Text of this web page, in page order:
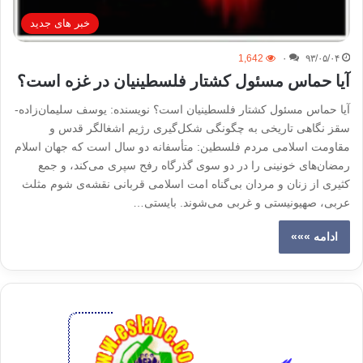
خبر های جدید
۹۳/۰۵/۰۴ ۰ 1,642
آیا حماس مسئول کشتار فلسطینیان در غزه است؟
آیا حماس مسئول کشتار فلسطینیان است؟ نویسنده: یوسف سلیمان‌زاده-
سقز نگاهی تاریخی بە چگونگی شکل‌گیری رژیم اشغالگر قدس و
مقاومت اسلامی مردم فلسطین: متأسفانه دو سال است که جهان اسلام
رمضان‌های خونینی را در دو سوی گذرگاه رفح سپری می‌کند، و جمع
کثیری از زنان و مردان بی‌گناه امت اسلامی قربانی نقشه‌ی شوم مثلث
عربی، صهیونیستی و غربی می‌شوند. بایستی…
ادامه »»»